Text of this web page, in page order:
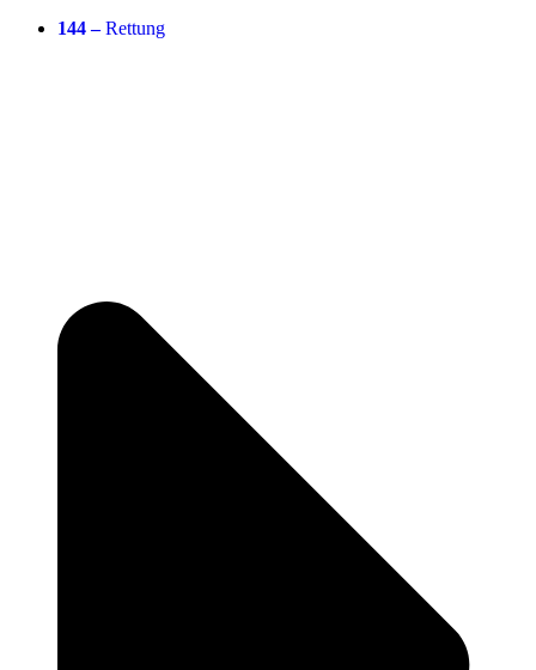
144 –Rettung